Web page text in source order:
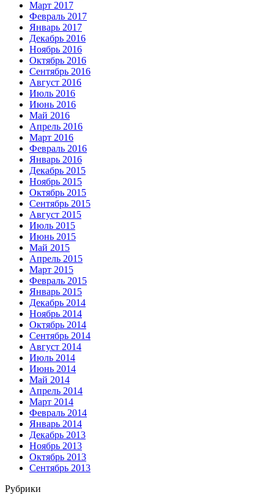
Март 2017
Февраль 2017
Январь 2017
Декабрь 2016
Ноябрь 2016
Октябрь 2016
Сентябрь 2016
Август 2016
Июль 2016
Июнь 2016
Май 2016
Апрель 2016
Март 2016
Февраль 2016
Январь 2016
Декабрь 2015
Ноябрь 2015
Октябрь 2015
Сентябрь 2015
Август 2015
Июль 2015
Июнь 2015
Май 2015
Апрель 2015
Март 2015
Февраль 2015
Январь 2015
Декабрь 2014
Ноябрь 2014
Октябрь 2014
Сентябрь 2014
Август 2014
Июль 2014
Июнь 2014
Май 2014
Апрель 2014
Март 2014
Февраль 2014
Январь 2014
Декабрь 2013
Ноябрь 2013
Октябрь 2013
Сентябрь 2013
Рубрики